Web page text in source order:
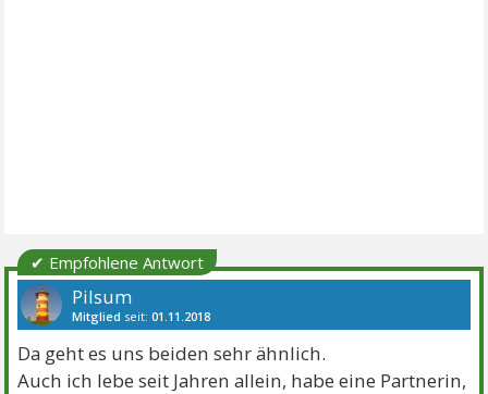
✔ Empfohlene Antwort
Pilsum
Mitglied seit:01.11.2018
Da geht es uns beiden sehr ähnlich.
Auch ich lebe seit Jahren allein, habe eine Partnerin,